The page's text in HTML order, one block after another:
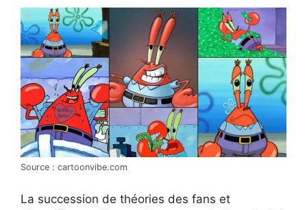
Source : cartoonvibe.com
La succession de théories des fans et